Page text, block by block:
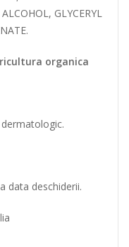
GLYCERYL
organica
data deschiderii.